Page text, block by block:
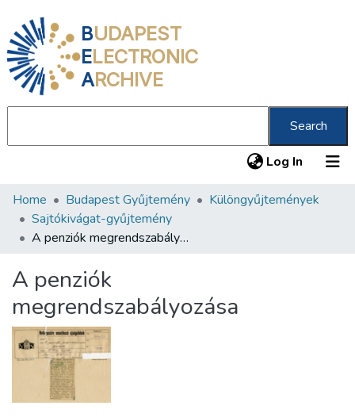
BUDAPEST
ELECTRONIC
ARCHIVE
Search
Log In (current)
Communities & Collections
All of DSpace
About us
Home Budapest Gyűjtemény
Különgyűjtemények
Sajtókivágat-gyűjtemény
A penziók megrendszabályozása
A penziók
megrendszabályozása